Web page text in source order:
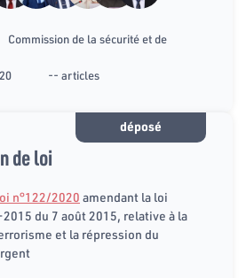
Commission de la sécurité et de
-- articles
déposé
de loi
n°122/2020 amendant la loi
du 7 août 2015, relative à la
et la répression du